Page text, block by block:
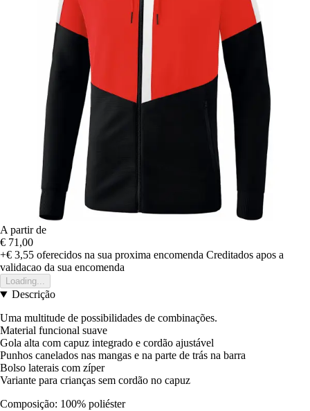
A partir de
€ 71,00
+€ 3,55 oferecidos na sua proxima encomenda Creditados apos a
validacao da sua encomenda
Loading...
Descrição
Uma multitude de possibilidades de combinações.
Material funcional suave
Gola alta com capuz integrado e cordão ajustável
Punhos canelados nas mangas e na parte de trás na barra
Bolso laterais com zíper
Variante para crianças sem cordão no capuz
Composição: 100% poliéster